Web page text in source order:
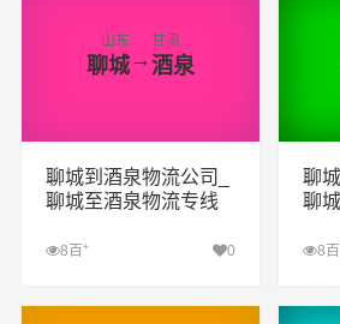
山东
聊城→
甘肃
酒泉
聊城到酒泉物流公司_
聊城至酒泉物流专线
8百 + 0
查看详细
聊
聊
8百